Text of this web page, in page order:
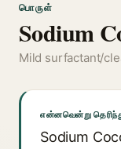
பொருள்
Sodium
Mild surfactant/
என்னவென்று
Sodium